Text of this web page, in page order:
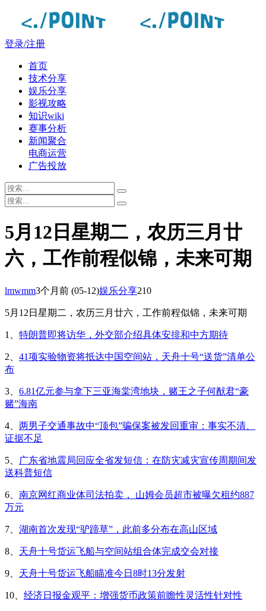
登录/注册
首页
技术分享
娱乐分享
影视攻略
知识wiki
赛事分析
新闻聚合
电商运营
广告投放
5月12日星期二，农历三月廿
六，工作前程似锦，未来可期
lmwmm3个月前 (05-12)娱乐分享210
5月12日星期二，农历三月廿六，工作前程似锦，未来可期
1、 特朗普即将访华，外交部介绍具体安排和中方期待
2、 41项实验物资将抵达中国空间站，天舟十号“送货”清单公
布
3、 6.81亿元参与拿下三亚海棠湾地块，赌王之子何猷君“豪
赌”海南
4、 两男子交通事故中“顶包”骗保案被发回重审：事实不清、
证据不足
5、
广东省地震局回应全省发短信：在防灾减灾宣传周期间发
送科普短信
6、 南京网红商业体司法拍卖， 山姆会员超市被曝欠租约887
万元
7、 湖南首次发现“驴蹄草”，此前多分布在高山区域
8、 天舟十号货运飞船与空间站组合体完成交会对接
9、 天舟十号货运飞船瞄准今日8时13分发射
10、 经济日报金观平：增强货币政策前瞻性灵活性针对性